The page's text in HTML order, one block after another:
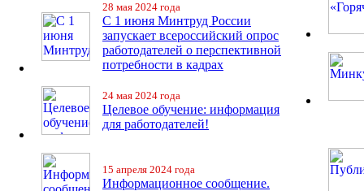
28 мая 2024 года
С 1 июня Минтруд России
запускает всероссийский опрос
работодателей о перспективной
потребности в кадрах
24 мая 2024 года
Целевое обучение: информация
для работодателей!
15 апреля 2024 года
Информационное сообщение.